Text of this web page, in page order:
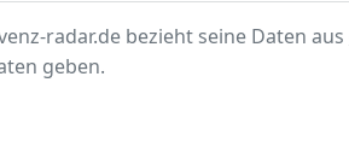
radar.de bezieht seine Daten aus
geben.